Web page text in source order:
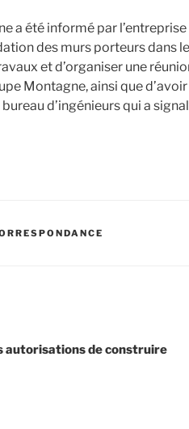
a été informé par
des murs porteurs dans
et d’organiser une
Montagne, ainsi que
d’ingénieurs qui a
autorisations de construire